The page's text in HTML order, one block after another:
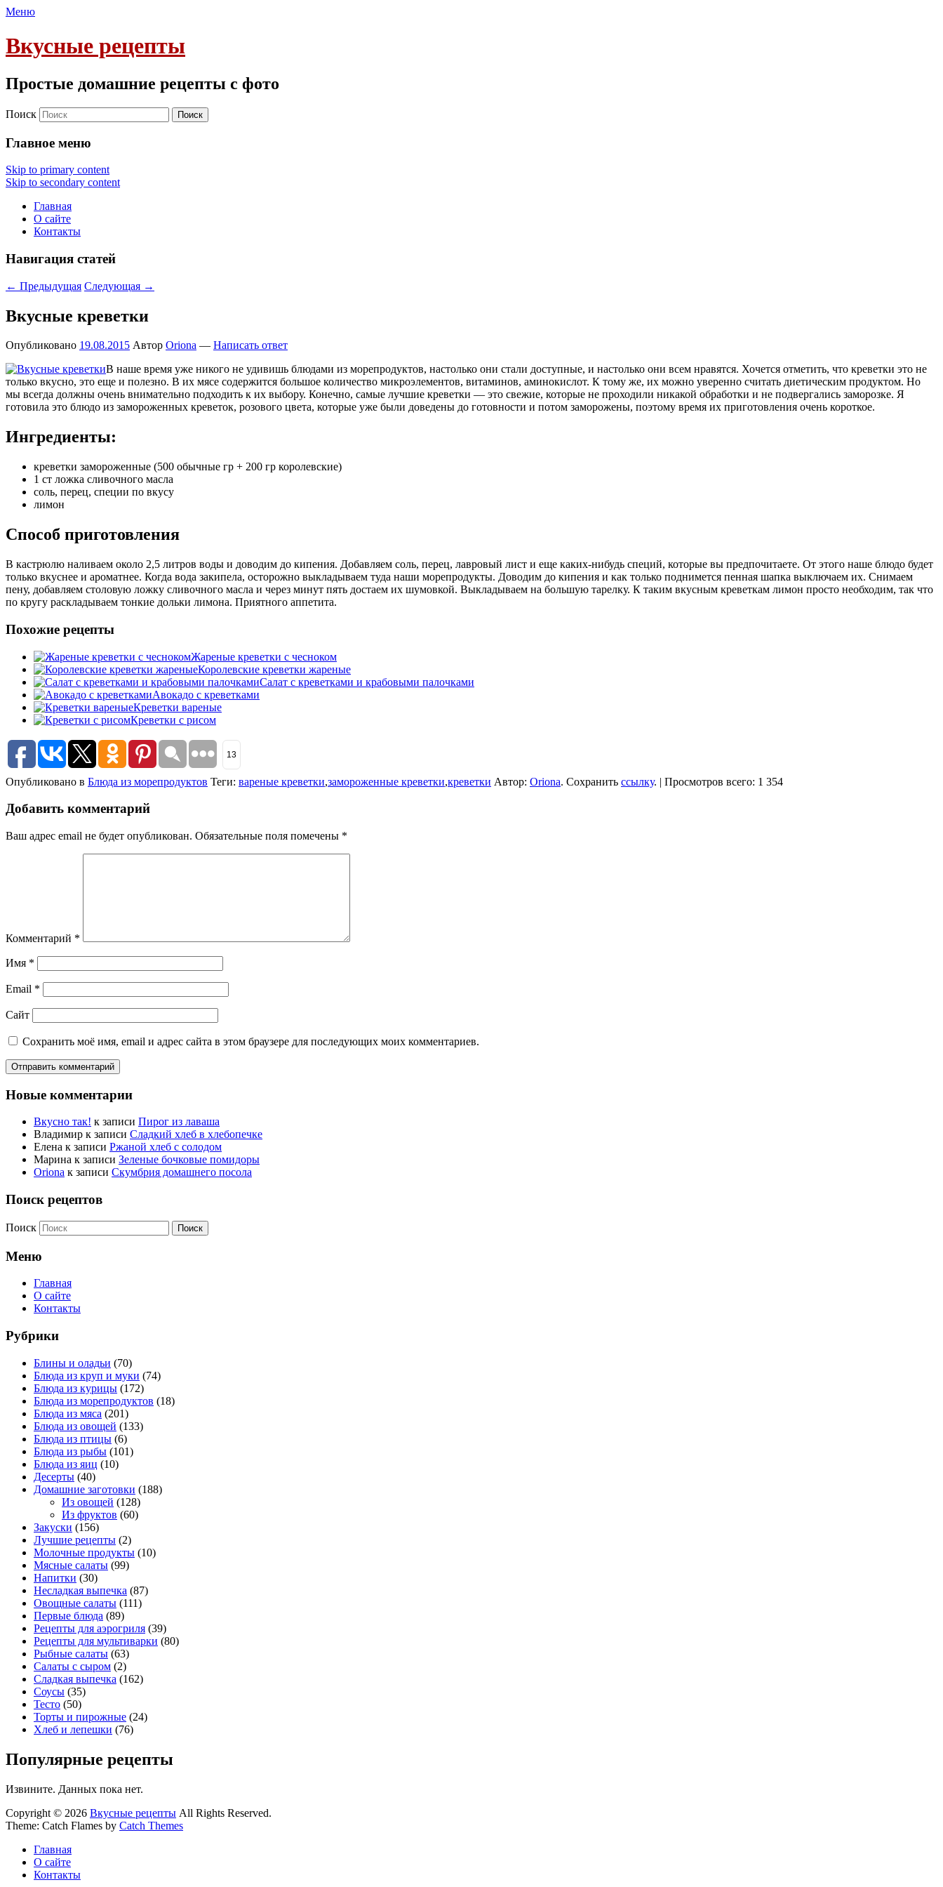
Меню
Вкусные рецепты
Простые домашние рецепты с фото
Поиск
Главное меню
Skip to primary content
Skip to secondary content
Главная
О сайте
Контакты
Навигация статей
← Предыдущая Следующая →
Вкусные креветки
Опубликовано 19.08.2015 Автор Oriona — Написать ответ
В наше время уже никого не удивишь блюдами из морепродуктов, настолько они стали доступные, и настолько они всем нравятся. Хочется отметить, что креветки это не
только вкусно, это еще и полезно. В их мясе содержится большое количество микроэлементов, витаминов, аминокислот. К тому же, их можно уверенно считать диетическим продуктом. Но
мы всегда должны очень внимательно подходить к их выбору. Конечно, самые лучшие креветки — это свежие, которые не проходили никакой обработки и не подвергались заморозке. Я
готовила это блюдо из замороженных креветок, розового цвета, которые уже были доведены до готовности и потом заморожены, поэтому время их приготовления очень короткое.
Ингредиенты:
креветки замороженные (500 обычные гр + 200 гр королевские)
1 ст ложка сливочного масла
соль, перец, специи по вкусу
лимон
Способ приготовления
В кастрюлю наливаем около 2,5 литров воды и доводим до кипения. Добавляем соль, перец, лавровый лист и еще каких-нибудь специй, которые вы предпочитаете. От этого наше блюдо будет
только вкуснее и ароматнее. Когда вода закипела, осторожно выкладываем туда наши морепродукты. Доводим до кипения и как только поднимется пенная шапка выключаем их. Снимаем
пену, добавляем столовую ложку сливочного масла и через минут пять достаем их шумовкой. Выкладываем на большую тарелку. К таким вкусным креветкам лимон просто необходим, так что
по кругу раскладываем тонкие дольки лимона. Приятного аппетита.
Похожие рецепты
Жареные креветки с чесноком
Королевские креветки жареные
Салат с креветками и крабовыми палочками
Авокадо с креветками
Креветки вареные
Креветки с рисом
13
Опубликовано в Блюда из морепродуктов Теги: вареные креветки,замороженные креветки,креветки Автор: Oriona. Сохранить ссылку. | Просмотров всего: 1 354
Добавить комментарий
Ваш адрес email не будет опубликован. Обязательные поля помечены *
Комментарий *
Имя *
Email *
Сайт
Сохранить моё имя, email и адрес сайта в этом браузере для последующих моих комментариев.
Новые комментарии
Вкусно так! к записи Пирог из лаваша
Владимир к записи Сладкий хлеб в хлебопечке
Елена к записи Ржаной хлеб с солодом
Марина к записи Зеленые бочковые помидоры
Oriona к записи Скумбрия домашнего посола
Поиск рецептов
Поиск
Меню
Главная
О сайте
Контакты
Рубрики
Блины и оладьи (70)
Блюда из круп и муки (74)
Блюда из курицы (172)
Блюда из морепродуктов (18)
Блюда из мяса (201)
Блюда из овощей (133)
Блюда из птицы (6)
Блюда из рыбы (101)
Блюда из яиц (10)
Десерты (40)
Домашние заготовки (188)
Из овощей (128)
Из фруктов (60)
Закуски (156)
Лучшие рецепты (2)
Молочные продукты (10)
Мясные салаты (99)
Напитки (30)
Несладкая выпечка (87)
Овощные салаты (111)
Первые блюда (89)
Рецепты для аэрогриля (39)
Рецепты для мультиварки (80)
Рыбные салаты (63)
Салаты с сыром (2)
Сладкая выпечка (162)
Соусы (35)
Тесто (50)
Торты и пирожные (24)
Хлеб и лепешки (76)
Популярные рецепты
Извините. Данных пока нет.
Copyright © 2026 Вкусные рецепты All Rights Reserved.
Theme: Catch Flames by Catch Themes
Главная
О сайте
Контакты